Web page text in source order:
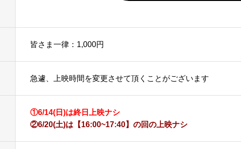
皆さま一律：1,000円
急遽、上映時間を変更させて頂くことがございます
①6/14(日)は終日上映ナシ
②6/20(土)は【16:00~17:40】の回の上映ナシ